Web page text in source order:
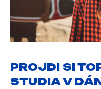
PROJDI SI
STUDIA V